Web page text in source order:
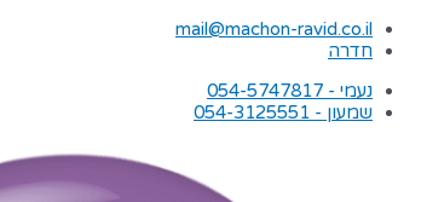
דילוג
לתוכן
mail@machon-ravid.co.il
חדרה
נעמי - 054-5747817
שמעון - 054-3125551